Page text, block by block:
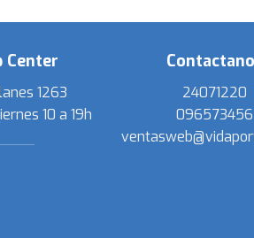
Center
1263
10 a 19h
24071220
096573456